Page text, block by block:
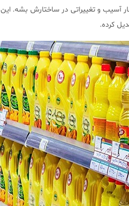
آسیب و تغییراتی در ساختارش بشه. این
کرده.